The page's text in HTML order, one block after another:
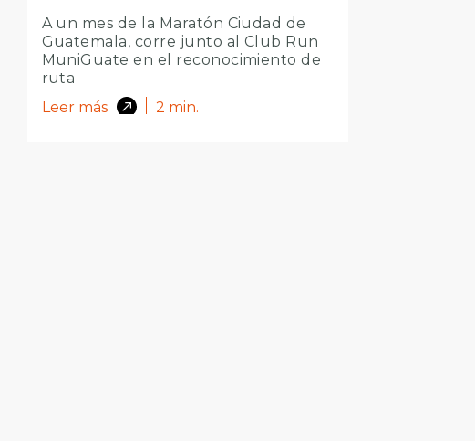
A un mes de la Maratón Ciudad de
Guatemala, corre junto al Club Run
MuniGuate en el reconocimiento de
ruta
Leer más
2 min.